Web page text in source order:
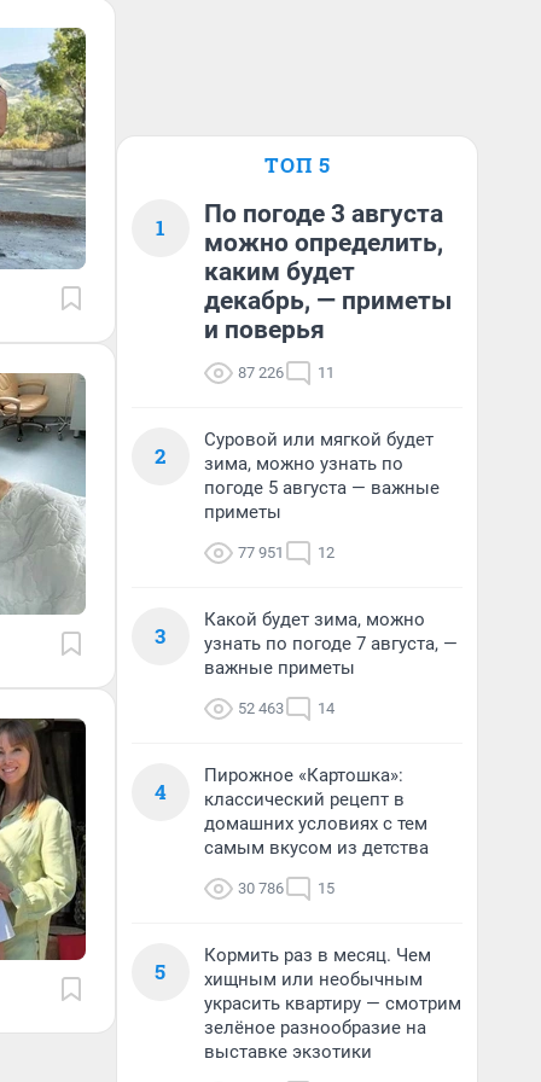
ТОП 5
1
По погоде 3 августа
можно определить,
каким будет
декабрь, — приметы
и поверья
87 226 11
2
Суровой или мягкой будет
зима, можно узнать по
погоде 5 августа — важные
приметы
77 951 12
3
Какой будет зима, можно
узнать по погоде 7 августа, —
важные приметы
52 463 14
4
Пирожное «Картошка»:
классический рецепт в
домашних условиях с тем
самым вкусом из детства
30 786 15
5
Кормить раз в месяц. Чем
хищным или необычным
украсить квартиру — смотрим
зелёное разнообразие на
выставке экзотики